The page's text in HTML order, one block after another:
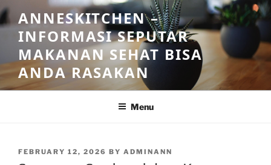
Skip
to
content
ANNESKITCHEN –
INFORMASI SEPUTAR
MAKANAN SEHAT BISA
ANDA RASAKAN
Menu
POSTED
FEBRUARY 12, 2026 BY ADMINANN